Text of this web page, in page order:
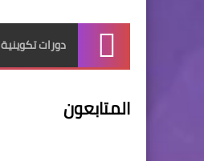
الرئيسية
دورات تكوينية
المتابعون